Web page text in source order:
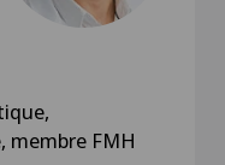
membre FMH